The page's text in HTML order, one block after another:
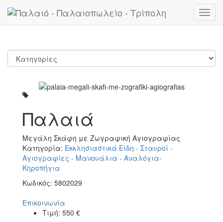
Παλαιά
Μεγάλη Σκάφη με Ζωγραφική Αγιογραφίας
Κατηγορία: Εκκλησιαστικά Είδη - Σταυροί -
Αγιογραφίες - Μανουάλια - Αναλόγια-
Κηροπήγια
Κωδικός: 5802029
Επικοινωνία
Τιμή: 550 €